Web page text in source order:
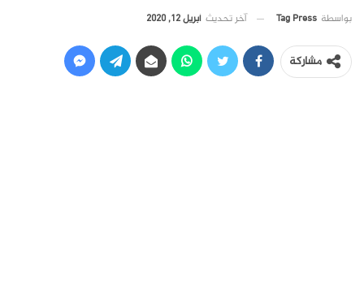
بواسطة Tag Press آخر تحديث أبريل 12, 2020
مشاركة